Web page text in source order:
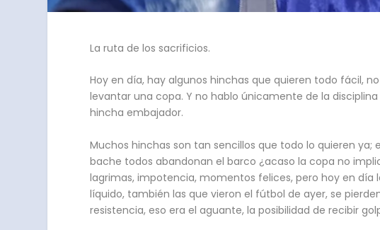
La ruta de los sacrificios.
Hoy en día, hay algunos hinchas que quieren todo fácil,
levantar una copa. Y no hablo únicamente de la
hincha embajador.
Muchos hinchas son tan sencillos que todo lo quieren
bache todos abandonan el barco ¿acaso la copa no
lagrimas, impotencia, momentos felices, pero hoy en
líquido, también las que vieron el fútbol de ayer, se
resistencia, eso era el aguante, la posibilidad de recibir